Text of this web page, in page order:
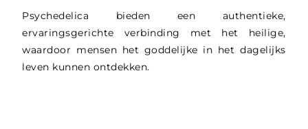
Psychedelica bieden een authentieke,
ervaringsgerichte verbinding met het heilige,
waardoor mensen het goddelijke in het dagelijks
leven kunnen ontdekken.